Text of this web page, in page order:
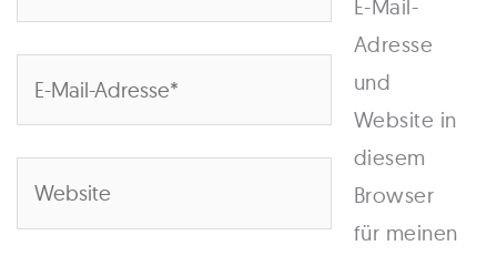
E-Mail-
Adresse
und
Website in
diesem
Browser
für meinen